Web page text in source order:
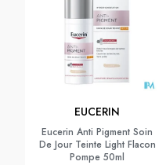
EUCERIN
Eucerin Anti Pigment Soin
De Jour Teinte Light Flacon
Pompe 50ml